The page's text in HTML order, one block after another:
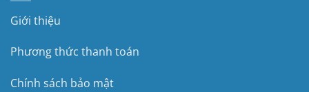
Giới thiệu
Phương thức thanh toán
Chính sách bảo mật